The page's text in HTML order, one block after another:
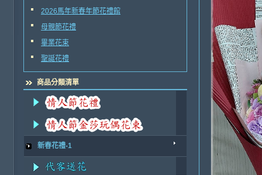
2026馬年新春年節花禮館
母親節花禮
畢業花束
聖誕花禮
商品分類清單
新春花禮-1